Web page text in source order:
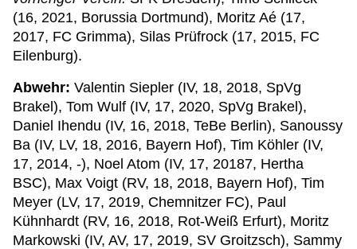
(16, 2021, Borussia Dortmund), Moritz Aé (17,
2017, FC Grimma), Silas Prüfrock (17, 2015, FC
Eilenburg).
Abwehr: Valentin Siepler (IV, 18, 2018, SpVg
Brakel), Tom Wulf (IV, 17, 2020, SpVg Brakel),
Daniel Ihendu (IV, 16, 2018, TeBe Berlin), Sanoussy
Ba (IV, LV, 18, 2016, Bayern Hof), Tim Köhler (IV,
17, 2014, -), Noel Atom (IV, 17, 20187, Hertha
BSC), Max Voigt (RV, 18, 2018, Bayern Hof), Tim
Meyer (LV, 17, 2019, Chemnitzer FC), Paul
Kühnhardt (RV, 16, 2018, Rot-Weiß Erfurt), Moritz
Markowski (IV, AV, 17, 2019, SV Groitzsch), Sammy